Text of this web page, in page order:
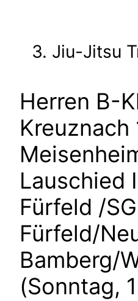
3. Jiu-Jitsu
Herren B-
Kreuznach
Lauschied
Fürfeld /SG
Fürfeld/
Bamberg/
(Sonntag,